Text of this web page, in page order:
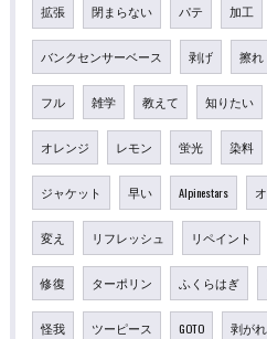
拡張 閉まらない パテ 加工
バンクセンサーベース 剥げ 擦れ
フル 雑学 教えて 知りたい
オレンジ レモン 蛍光 染料
ジャケット 早い Alpinestars
変え リフレッシュ リペイント
修復 ターポリン ふくらはぎ
怪我 ツーピース GOTO 剥がれ